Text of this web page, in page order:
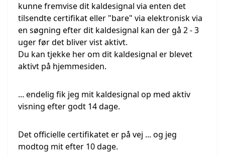
kunne fremvise dit kaldesignal via enten det
tilsendte certifikat eller "bare" via elektronisk via
en søgning efter dit kaldesignal kan der gå 2 - 3
uger før det bliver vist aktivt.
Du kan tjekke her om dit kaldesignal er blevet
aktivt på hjemmesiden.
... endelig fik jeg mit kaldesignal op med aktiv
visning efter godt 14 dage.
Det officielle certifikatet er på vej ... og jeg
modtog mit efter 10 dage.